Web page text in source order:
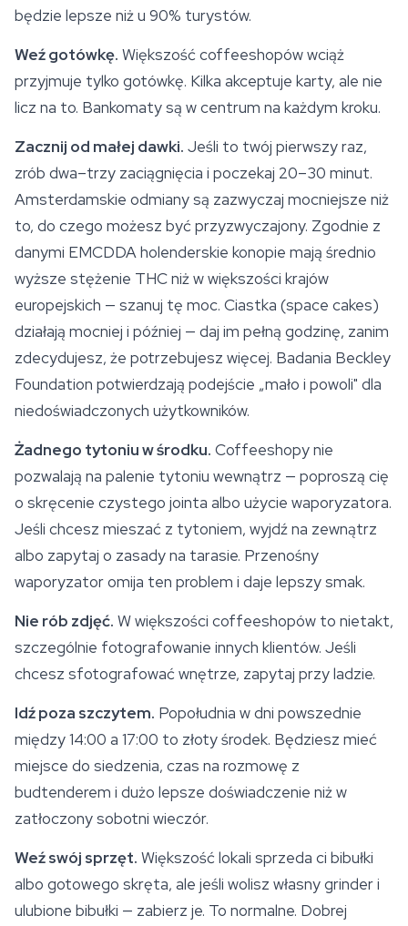
będzie lepsze niż u 90% turystów.
Weź gotówkę. Większość coffeeshopów wciąż
przyjmuje tylko gotówkę. Kilka akceptuje karty, ale nie
licz na to. Bankomaty są w centrum na każdym kroku.
Zacznij od małej dawki. Jeśli to twój pierwszy raz,
zrób dwa–trzy zaciągnięcia i poczekaj 20–30 minut.
Amsterdamskie odmiany są zazwyczaj mocniejsze niż
to, do czego możesz być przyzwyczajony. Zgodnie z
danymi EMCDDA holenderskie konopie mają średnio
wyższe stężenie THC niż w większości krajów
europejskich — szanuj tę moc. Ciastka (space cakes)
działają mocniej i później — daj im pełną godzinę, zanim
zdecydujesz, że potrzebujesz więcej. Badania Beckley
Foundation potwierdzają podejście „mało i powoli" dla
niedoświadczonych użytkowników.
Żadnego tytoniu w środku. Coffeeshopy nie
pozwalają na palenie tytoniu wewnątrz — poproszą cię
o skręcenie czystego jointa albo użycie waporyzatora.
Jeśli chcesz mieszać z tytoniem, wyjdź na zewnątrz
albo zapytaj o zasady na tarasie. Przenośny
waporyzator omija ten problem i daje lepszy smak.
Nie rób zdjęć. W większości coffeeshopów to nietakt,
szczególnie fotografowanie innych klientów. Jeśli
chcesz sfotografować wnętrze, zapytaj przy ladzie.
Idź poza szczytem. Popołudnia w dni powszednie
między 14:00 a 17:00 to złoty środek. Będziesz mieć
miejsce do siedzenia, czas na rozmowę z
budtenderem i dużo lepsze doświadczenie niż w
zatłoczony sobotni wieczór.
Weź swój sprzęt. Większość lokali sprzeda ci bibułki
albo gotowego skręta, ale jeśli wolisz własny grinder i
ulubione bibułki — zabierz je. To normalne. Dobrej